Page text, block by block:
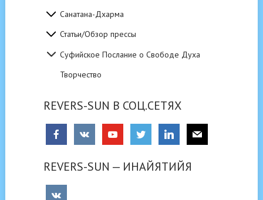
Санатана-Дхарма
Статьи/Обзор прессы
Суфийское Послание о Свободе Духа
Творчество
REVERS-SUN В СОЦ.СЕТЯХ
REVERS-SUN — ИНАЙЯТИЙЯ